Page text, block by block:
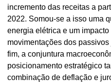
incremento das receitas a
2022. Somou-se a isso uma
energia elétrica e um
movimentações dos
fim, a conjuntura
posicionamento estratégico
combinação de deflação e